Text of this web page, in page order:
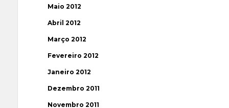
Maio 2012
Abril 2012
Março 2012
Fevereiro 2012
Janeiro 2012
Dezembro 2011
Novembro 2011